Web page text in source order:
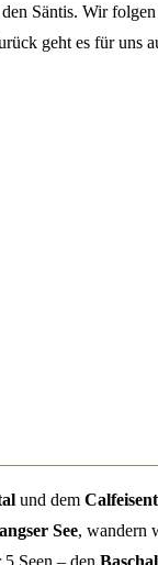
Säntis. Wir
geht es für uns
und dem
See, wandern
Seen – den